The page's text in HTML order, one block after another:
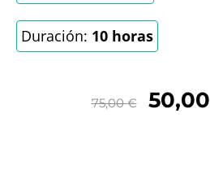
Duración: 10 horas
75,00€ 50,00